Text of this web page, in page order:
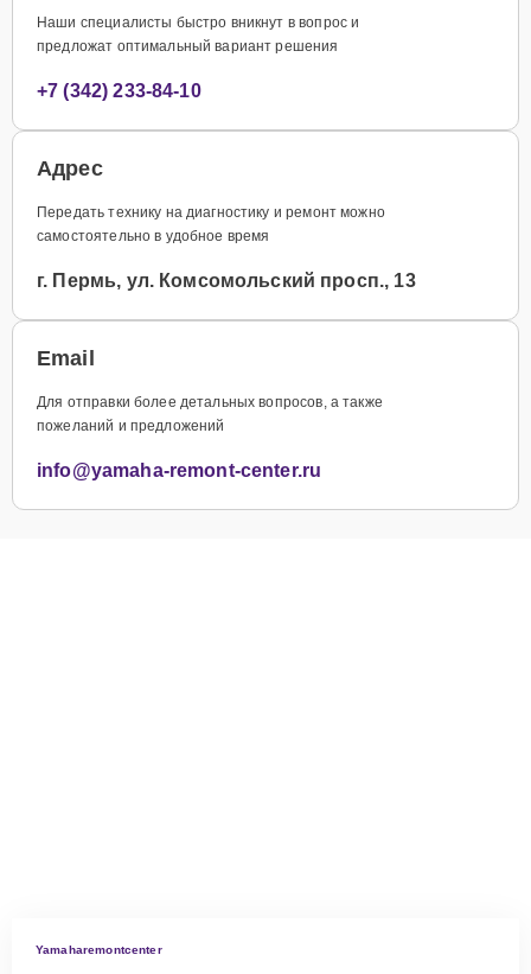
Наши специалисты быстро вникнут в вопрос и
предложат оптимальный вариант решения
+7 (342) 233-84-10
Адрес
Передать технику на диагностику и ремонт можно
самостоятельно в удобное время
г. Пермь, ул. Комсомольский просп., 13
Email
Для отправки более детальных вопросов, а также
пожеланий и предложений
info@yamaha-remont-center.ru
Yamaharemontcenter